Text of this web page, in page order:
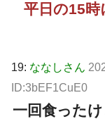
平日の15時
19: ななしさん
ID:3bEF1CuE0
一回食った